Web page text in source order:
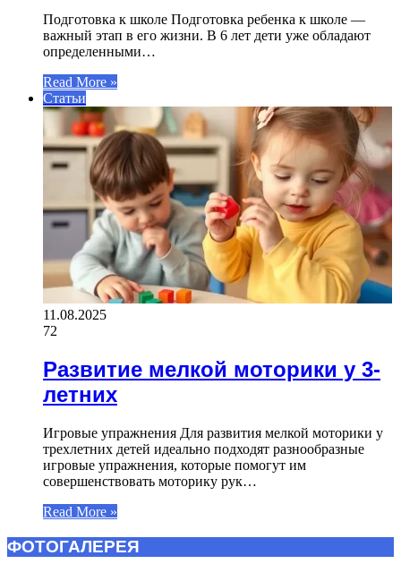
Подготовка к школе Подготовка ребенка к школе —
важный этап в его жизни. В 6 лет дети уже обладают
определенными…
Read More »
Статьи
11.08.2025
72
Развитие мелкой моторики у 3-
летних
Игровые упражнения Для развития мелкой моторики у
трехлетних детей идеально подходят разнообразные
игровые упражнения, которые помогут им
совершенствовать моторику рук…
Read More »
ФОТОГАЛЕРЕЯ